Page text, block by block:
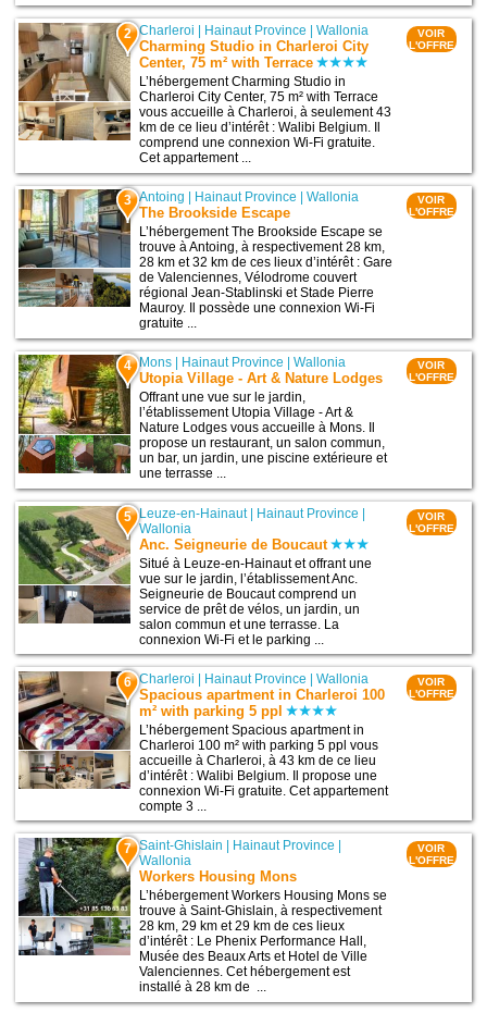
2 Charleroi Hainaut Province |Wallonia
Charming Studio in Charleroi City
Center, 75 m² with Terrace
L’hébergement Charming Studio in
Charleroi City Center, 75 m² with Terrace
vous accueille à Charleroi, à seulement 43
km de ce lieu d’intérêt : Walibi Belgium. Il
comprend une connexion Wi-Fi gratuite.
Cet appartement ...
VOIR
L'OFFRE
3 Antoing Hainaut Province |Wallonia
The Brookside Escape
L’hébergement The Brookside Escape se
trouve à Antoing, à respectivement 28 km,
28 km et 32 km de ces lieux d’intérêt : Gare
de Valenciennes, Vélodrome couvert
régional Jean-Stablinski et Stade Pierre
Mauroy. Il possède une connexion Wi-Fi
gratuite ...
VOIR
L'OFFRE
4 Mons Hainaut Province |Wallonia
Utopia Village - Art & Nature Lodges
Offrant une vue sur le jardin,
l’établissement Utopia Village - Art &
Nature Lodges vous accueille à Mons. Il
propose un restaurant, un salon commun,
un bar, un jardin, une piscine extérieure et
une terrasse ...
VOIR
L'OFFRE
5 Leuze-en-Hainaut| Hainaut Province |
Wallonia
Anc. Seigneurie de Boucaut
Situé à Leuze-en-Hainaut et offrant une
vue sur le jardin, l’établissement Anc.
Seigneurie de Boucaut comprend un
service de prêt de vélos, un jardin, un
salon commun et une terrasse. La
connexion Wi-Fi et le parking ...
VOIR
L'OFFRE
6 Charleroi | Hainaut Province |Wallonia
Spacious apartment in Charleroi 100
m² with parking 5 ppl
L’hébergement Spacious apartment in
Charleroi 100 m² with parking 5 ppl vous
accueille à Charleroi, à 43 km de ce lieu
d’intérêt : Walibi Belgium. Il propose une
connexion Wi-Fi gratuite. Cet appartement
compte 3 ...
VOIR
L'OFFRE
7 Saint-Ghislain Hainaut Province
Wallonia
Workers Housing Mons
L’hébergement Workers Housing Mons se
trouve à Saint-Ghislain, à respectivement
28 km, 29 km et 29 km de ces lieux
d’intérêt : Le Phenix Performance Hall,
Musée des Beaux Arts et Hotel de Ville
Valenciennes. Cet hébergement est
installé à 28 km de ...
VOIR
L'OFFRE